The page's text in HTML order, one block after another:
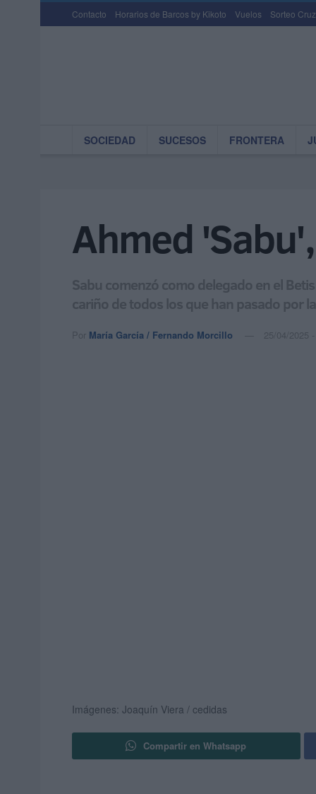
Contacto Horarios de Barcos by Kikoto Vuelos Sorteo
SOCIEDAD SUCESOS FRONTERA
Ahmed
Sabu comenzó como delegado en el
cariño de todos los que han pasado por
Por María García / Fernando Morcillo 25/04/2025 -
Imágenes: Joaquín Viera / cedidas
Compartir en Whatsapp